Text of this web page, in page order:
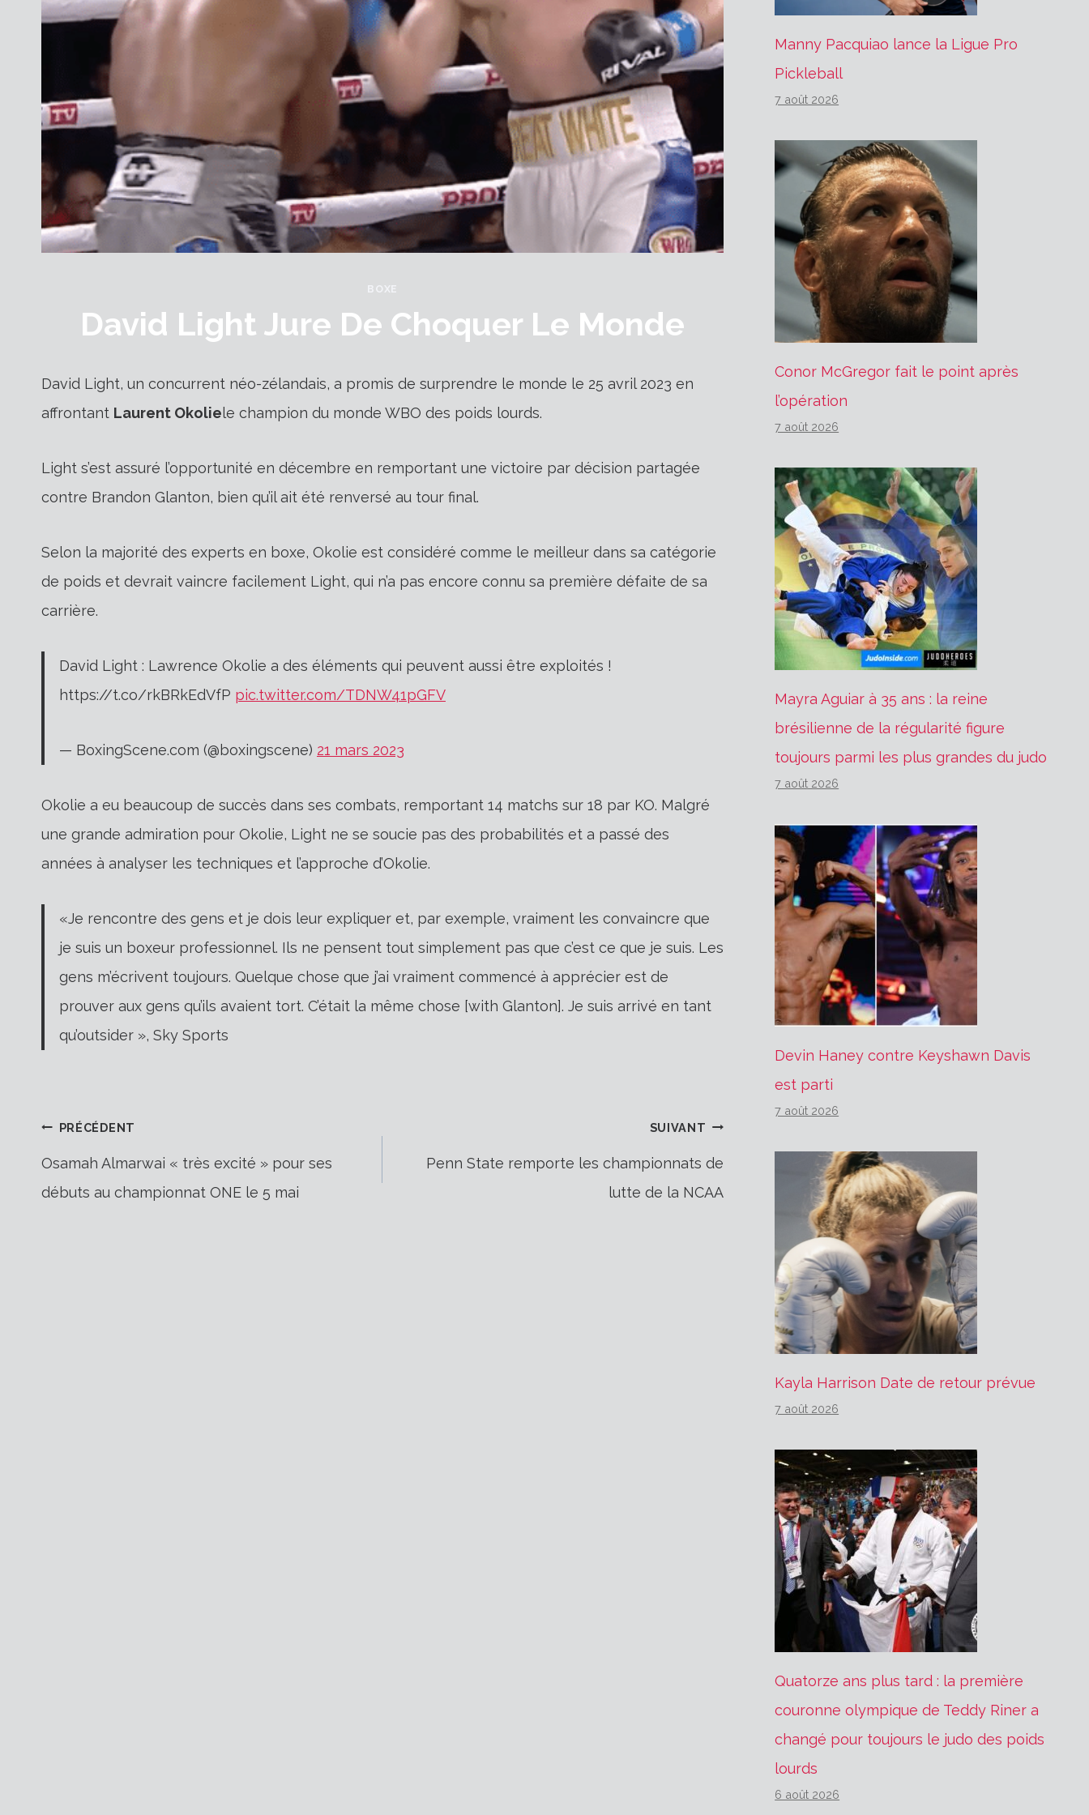
BOXE
David Light Jure De Choquer Le Monde
David Light, un concurrent néo-zélandais, a promis de surprendre le monde le 25 avril 2023 en
affrontant Laurent Okoliele champion du monde WBO des poids lourds.
Light s’est assuré l’opportunité en décembre en remportant une victoire par décision partagée
contre Brandon Glanton, bien qu’il ait été renversé au tour final.
Selon la majorité des experts en boxe, Okolie est considéré comme le meilleur dans sa catégorie
de poids et devrait vaincre facilement Light, qui n’a pas encore connu sa première défaite de sa
carrière.
David Light : Lawrence Okolie a des éléments qui peuvent aussi être exploités !
https://t.co/rkBRkEdVfP pic.twitter.com/TDNW41pGFV
— BoxingScene.com (@boxingscene) 21 mars 2023
Okolie a eu beaucoup de succès dans ses combats, remportant 14 matchs sur 18 par KO. Malgré
une grande admiration pour Okolie, Light ne se soucie pas des probabilités et a passé des
années à analyser les techniques et l’approche d’Okolie.
«Je rencontre des gens et je dois leur expliquer et, par exemple, vraiment les convaincre que
je suis un boxeur professionnel. Ils ne pensent tout simplement pas que c’est ce que je suis. Les
gens m’écrivent toujours. Quelque chose que j’ai vraiment commencé à apprécier est de
prouver aux gens qu’ils avaient tort. C’était la même chose [with Glanton]. Je suis arrivé en tant
qu’outsider », Sky Sports
Navigation
PRÉCÉDENT
Osamah Almarwai « très excité » pour ses
débuts au championnat ONE le 5 mai
SUIVANT
Penn State remporte les championnats de
lutte de la NCAA
Manny Pacquiao lance la Ligue Pro
Pickleball
7 août 2026
Conor McGregor fait le point après
l’opération
7 août 2026
Mayra Aguiar à 35 ans : la reine
brésilienne de la régularité figure
toujours parmi les plus grandes du judo
7 août 2026
Devin Haney contre Keyshawn Davis
est parti
7 août 2026
Kayla Harrison Date de retour prévue
7 août 2026
Quatorze ans plus tard : la première
couronne olympique de Teddy Riner a
changé pour toujours le judo des poids
lourds
6 août 2026